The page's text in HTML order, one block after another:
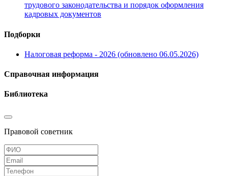
трудового законодательства и порядок оформления
кадровых документов
Подборки
Налоговая реформа - 2026 (обновлено 06.05.2026)
Справочная информация
Библиотека
Правовой советник